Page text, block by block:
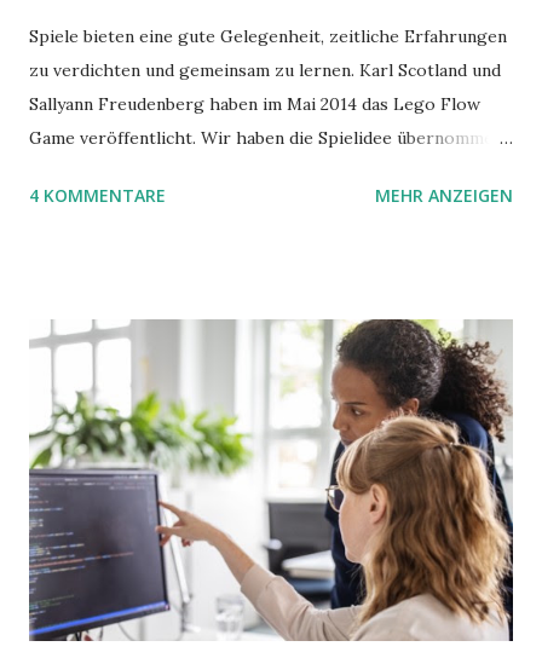
Spiele bieten eine gute Gelegenheit, zeitliche Erfahrungen
zu verdichten und gemeinsam zu lernen. Karl Scotland und
Sallyann Freudenberg haben im Mai 2014 das Lego Flow
Game veröffentlicht. Wir haben die Spielidee übernommen,
benutzen wir Material aus Grzegorz Rejchtmans Ubongo-
4 KOMMENTARE MEHR ANZEIGEN